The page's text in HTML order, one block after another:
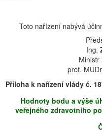
Toto nařízení nabývá
Ing.
Ministr
prof.
Příloha k nařízení vlády č.
Hodnoty bodu a výše
veřejného zdravotního